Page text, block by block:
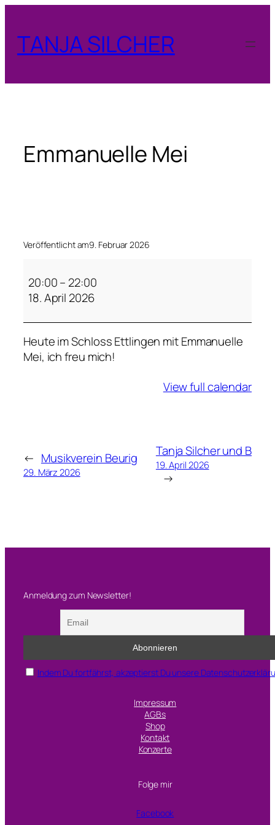
springen
TANJA SILCHER
Emmanuelle Mei
Veröffentlicht am9. Februar 2026
m
m
n
u
e
20:00– 22:00
18. April 2026
Heute im Schloss Ettlingen mit Emmanuelle
Mei, ich freu mich!
View full calendar
← Musikverein Beurig
29. März 2026
Tanja Silcher und B
19. April 2026
→
Anmeldung zum Newsletter!
Indem Du fortfährst, akzeptierst Du unsere
Impressum
AGBs
Shop
Kontakt
Konzerte
Folge mir
Facebook